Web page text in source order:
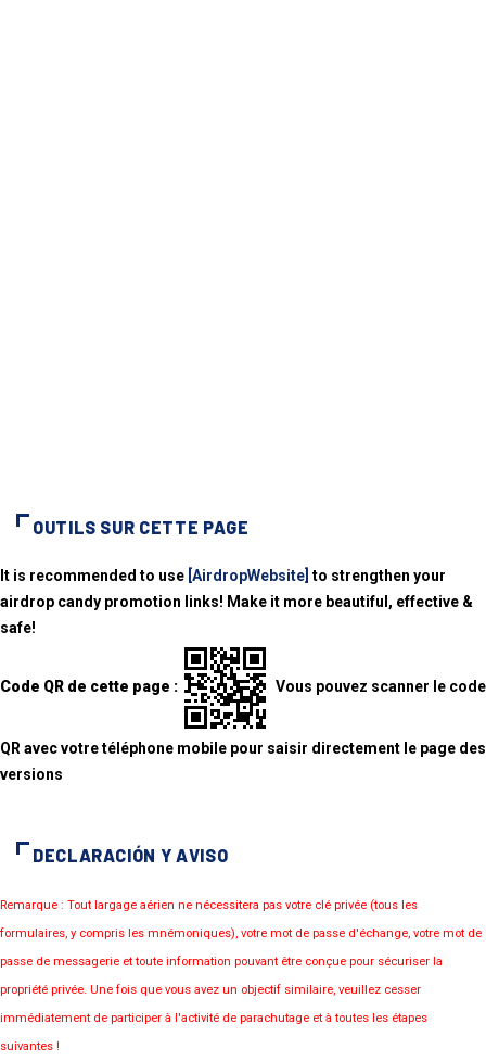
OUTILS SUR CETTE PAGE
It is recommended to use [AirdropWebsite] to strengthen your
airdrop candy promotion links! Make it more beautiful, effective &
safe!
Code QR de cette page : Vous pouvez scanner le code
QR avec votre téléphone mobile pour saisir directement le page des
versions
DECLARACIÓN Y AVISO
Remarque : Tout largage aérien ne nécessitera pas votre clé privée (tous les
formulaires, y compris les mnémoniques), votre mot de passe d'échange, votre mot de
passe de messagerie et toute information pouvant être conçue pour sécuriser la
propriété privée. Une fois que vous avez un objectif similaire, veuillez cesser
immédiatement de participer à l'activité de parachutage et à toutes les étapes
suivantes !